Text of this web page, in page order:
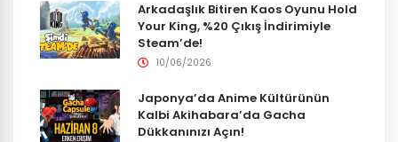
Arkadaşlık Bitiren Kaos Oyunu Hold
Your King, %20 Çıkış İndirimiyle
Steam’de!
10/06/2026
Japonya’da Anime Kültürünün
Kalbi Akihabara’da Gacha
Dükkanınızı Açın!